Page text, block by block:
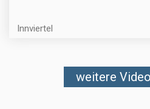
Innviertel
weitere